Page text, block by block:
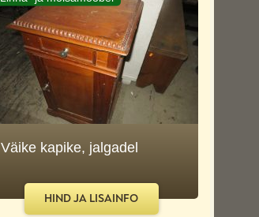
Väike kapike, jalgadel
HIND JA LISAINFO